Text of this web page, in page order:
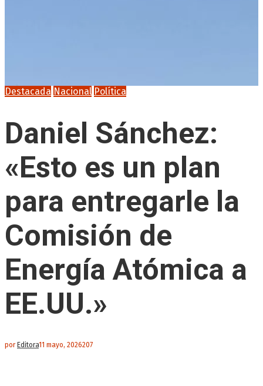
Destacada Nacional Política
Daniel Sánchez:
«Esto es un plan
para entregarle la
Comisión de
Energía Atómica a
EE.UU.»
porEditora11 mayo, 2026207